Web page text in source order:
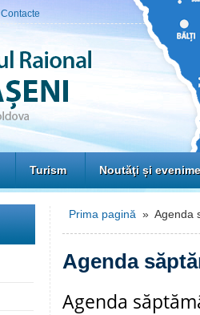
Contacte
Turism Noutăţi și
Prima pagină » Agenda
Agenda
Agenda